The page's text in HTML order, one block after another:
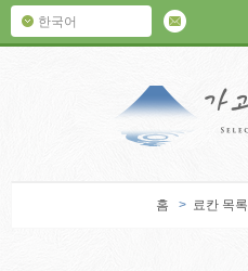
한국어
홈 > 료칸 목록